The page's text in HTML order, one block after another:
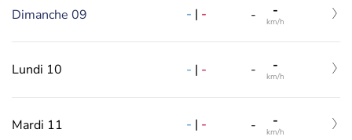
Dimanche 09 - | - - -
km/h
Lundi 10 - | - - -
km/h
Mardi 11 - | - - -
km/h